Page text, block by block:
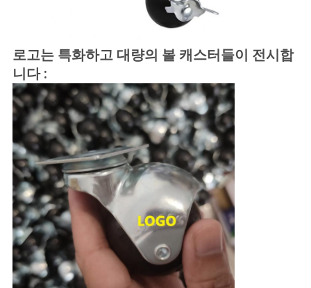
PRIVACY
POLICY
로고는 특화하고 대량의 볼 캐스터들이 전시합
니다 :